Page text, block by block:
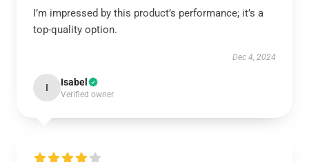
I’m impressed by this product’s performance; it’s a
top-quality option.
Dec 4, 2024
I Isabel
Verified owner